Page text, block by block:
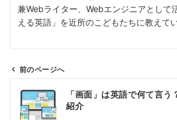
兼Webライター、Webエンジニアとして
える英語」を近所のこどもたちに教えてい
前のページへ
「画面」は英語で何て言う
紹介